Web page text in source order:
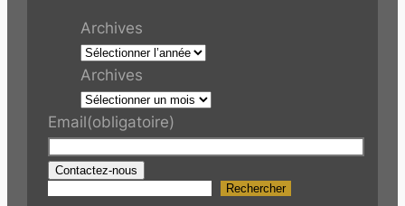
Archives
Archives
Email(obligatoire)
Contactez-nous
R
Rechercher